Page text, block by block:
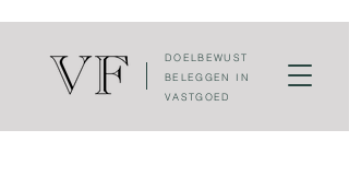
DOELBEWUST
BELEGGEN IN
VASTGOED